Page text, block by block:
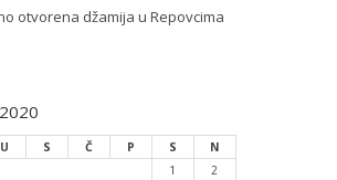
otvorena džamija u Repovcima
U S Č P S
N
1
2